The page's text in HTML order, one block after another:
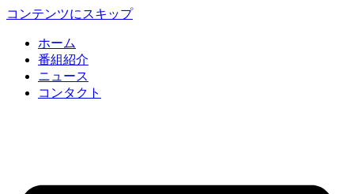
コンテンツにスキップ
ホーム
番組紹介
ニュース
コンタクト